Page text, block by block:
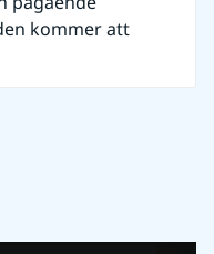
kommer att